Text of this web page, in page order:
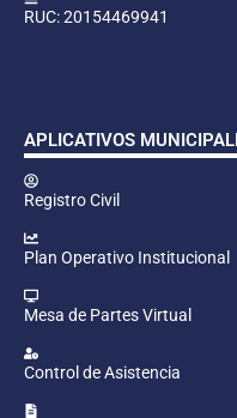
RUC: 20154469941
APLICATIVOS
Registro Civil
Plan Operativo Institucional
Mesa de Partes Virtual
Control de Asistencia